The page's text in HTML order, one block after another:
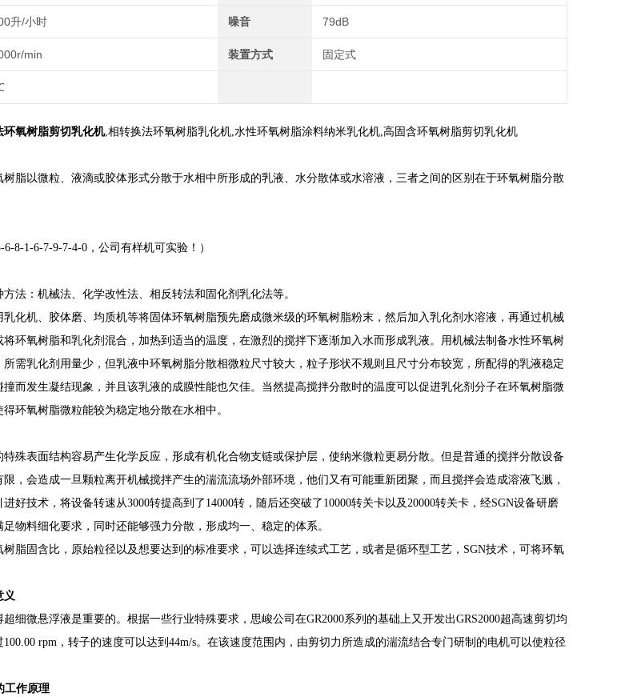
升/小时 噪音 79dB
min 装置方式 固定式
环氧树脂剪切乳化机,相转换法环氧树脂乳化机,水性环氧树脂涂料纳米乳化机,高固含环氧树脂剪切乳化机
脂以微粒、液滴或胶体形式分散于水相中所形成的乳液、水分散体或水溶液，三者之间的区别在于环氧树脂分散
6-8-1-6-7-9-7-4-0，公司有样机可实验！）
法：机械法、化学改性法、相反转法和固化剂乳化法等。
化机、胶体磨、均质机等将固体环氧树脂预先磨成微米级的环氧树脂粉末，然后加入乳化剂水溶液，再通过机械
环氧树脂和乳化剂混合，加热到适当的温度，在激烈的搅拌下逐渐加入水而形成乳液。用机械法制备水性环氧树
需乳化剂用量少，但乳液中环氧树脂分散相微粒尺寸较大，粒子形状不规则且尺寸分布较宽，所配得的乳液稳定
而发生凝结现象，并且该乳液的成膜性能也欠佳。当然提高搅拌分散时的温度可以促进乳化剂分子在环氧树脂微
环氧树脂微粒能较为稳定地分散在水相中。
殊表面结构容易产生化学反应，形成有机化合物支链或保护层，使纳米微粒更易分散。但是普通的搅拌分散设备
，会造成一旦颗粒离开机械搅拌产生的湍流流场外部环境，他们又有可能重新团聚，而且搅拌会造成溶液飞溅，
好技术，将设备转速从3000转提高到了14000转，随后还突破了10000转关卡以及20000转关卡，经SGN设备研磨
物料细化要求，同时还能够强力分散，形成均一、稳定的体系。
脂固含比，原始粒径以及想要达到的标准要求，可以选择连续式工艺，或者是循环型工艺，SGN技术，可将环氧
义
细微悬浮液是重要的。根据一些行业特殊要求，思峻公司在GR2000系列的基础上又开发出GRS2000超高速剪切均
rpm，转子的速度可以达到44m/s。在该速度范围内，由剪切力所造成的湍流结合专门研制的电机可以使粒径
工作原理